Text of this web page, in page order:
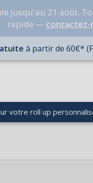
jusqu'au 21 août.
rapide — contactez-
à partir de 60€*
votre roll up